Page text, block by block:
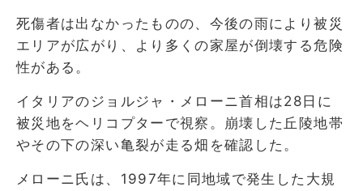
死傷者は出なかったものの、今後の雨により被災
エリアが広がり、より多くの家屋が倒壊する危険
性がある。
イタリアのジョルジャ・メローニ首相は28日に
被災地をヘリコプターで視察。崩壊した丘陵地帯
やその下の深い亀裂が走る畑を確認した。
メローニ氏は、1997年に同地域で発生した大規